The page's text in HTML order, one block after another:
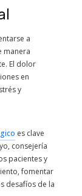
a
manera
El dolor
en
y
es clave
consejería
pacientes y
fomentar
desafíos de la